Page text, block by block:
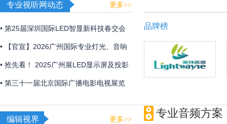
专业视听网动态 更多>>
• 第25届深圳国际LED智显新科技春交会
2026年初召开
• 【官宣】2026广州国际专业灯光、音响
展全新展区规划首发 ，全球招展正式启
动！
• 抢先看！ 2025广州展LED显示屏及投影
产品企业展品合集
• 第三十一届北京国际广播电影电视展览
品牌榜
编辑视界 更多>> 专业音频方案